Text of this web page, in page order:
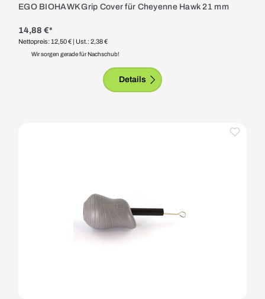
EGO BIOHAWK Grip Cover für Cheyenne Hawk 21 mm
14,88 €*
Nettopreis: 12,50 € | Ust.: 2,38 €
Wir sorgen gerade für Nachschub!
Details